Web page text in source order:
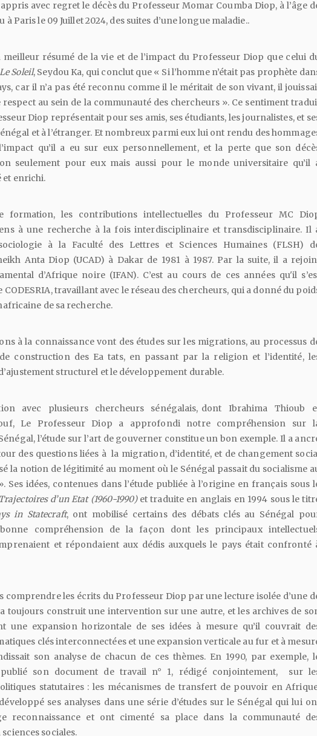
appris avec regret le décès du Professeur Momar Coumba Diop, à l’âge
à Paris le 09 Juillet 2024, des suites d’une longue maladie..
meilleur résumé de la vie et de l’impact du Professeur Diop que celui
Le Soleil, Seydou Ka, qui conclut que « Si l’homme n’était pas prophète
car il n’a pas été reconnu comme il le méritait de son vivant, il
respect au sein de la communauté des chercheurs ». Ce sentiment
Diop représentait pour ses amis, ses étudiants, les journalistes, et
et à l’étranger. Et nombreux parmi eux lui ont rendu des
qu’il a eu sur eux personnellement, et la perte que son
seulement pour eux mais aussi pour le monde universitaire qu’il
et enrichi.
formation, les contributions intellectuelles du Professeur MC
à une recherche à la fois interdisciplinaire et transdisciplinaire. Il
à la Faculté des Lettres et Sciences Humaines (FLSH)
Anta Diop (UCAD) à Dakar de 1981 à 1987. Par la suite, il a
d’Afrique noire (IFAN). C’est au cours de ces années qu'il
CODESRIA, travaillant avec le réseau des chercheurs, qui a donné du
de sa recherche.
à la connaissance vont des études sur les migrations, au processus
construction des Ea tats, en passant par la religion et l’identité,
structurel et le développement durable.
avec plusieurs chercheurs sénégalais, dont Ibrahima Thioub
Le Professeur Diop a approfondi notre compréhension sur
l’étude sur l’art de gouverner constitue un bon exemple. Il a
des questions liées à la migration, d’identité, et de changement
la notion de légitimité au moment où le Sénégal passait du socialisme
Ses idées, contenues dans l’étude publiée à l’origine en français sous
Trajectoires d’un Etat (1960-1990)et traduite en anglais en 1994 sous le
in Statecraft, ont mobilisé certains des débats clés au Sénégal
compréhension de la façon dont les principaux
et répondaient aux dédis auxquels le pays était confronté
comprendre les écrits du Professeur Diop par une lecture isolée d’une
toujours construit une intervention sur une autre, et les archives de
une expansion horizontale de ses idées à mesure qu’il couvrait
clés interconnectées et une expansion verticale au fur et à
son analyse de chacun de ces thèmes. En 1990, par exemple,
publié son document de travail n° 1, rédigé conjointement, sur
statutaires : les mécanismes de transfert de pouvoir en
ses analyses dans une série d’études sur le Sénégal qui lui
reconnaissance et ont cimenté sa place dans la communauté
sociales.